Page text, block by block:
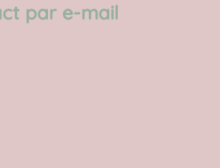
par e-mail